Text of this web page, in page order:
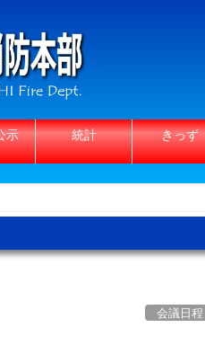
示 統計 きっず
会議日程